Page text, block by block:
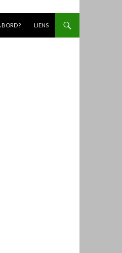
BORD ? LIENS